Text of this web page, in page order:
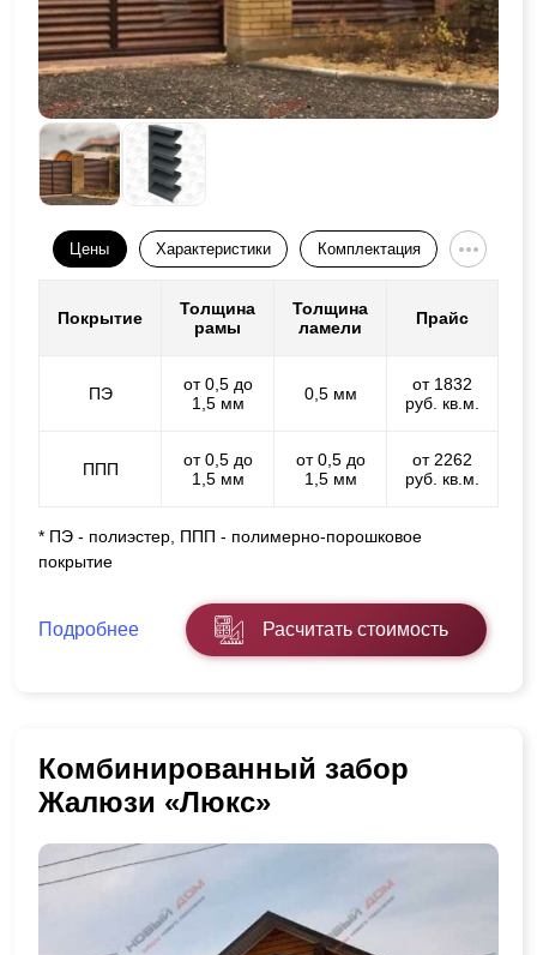
Цены Характеристики Комплектация
Покрытие
Толщина
рамы
Толщина
ламели
Прайс
ПЭ
от 0,5 до
1,5 мм
0,5 мм
от 1832
руб. кв.м.
ППП
от 0,5 до
1,5 мм
от 0,5 до
1,5 мм
от 2262
руб. кв.м.
* ПЭ - полиэстер, ППП - полимерно-порошковое
покрытие
Подробнее Расчитать стоимость
Комбинированный забор
Жалюзи «Люкс»